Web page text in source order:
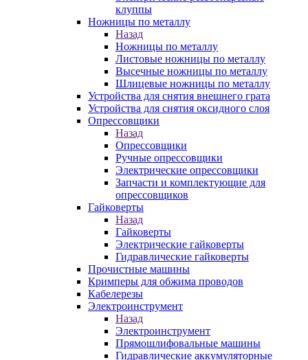
клуппы
Ножницы по металлу
Назад
Ножницы по металлу
Листовые ножницы по металлу
Высечные ножницы по металлу
Шлицевые ножницы по металлу
Устройства для снятия внешнего грата
Устройства для снятия оксидного слоя
Опрессовщики
Назад
Опрессовщики
Ручные опрессовщики
Электрические опрессовщики
Запчасти и комплектующие для
опрессовщиков
Гайковерты
Назад
Гайковерты
Электрические гайковерты
Гидравлические гайковерты
Прочистные машины
Кримперы для обжима проводов
Кабелерезы
Электроинструмент
Назад
Электроинструмент
Прямошлифовальные машины
Гидравлические аккумуляторные